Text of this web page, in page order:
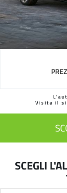
Visita il
SCEGLI